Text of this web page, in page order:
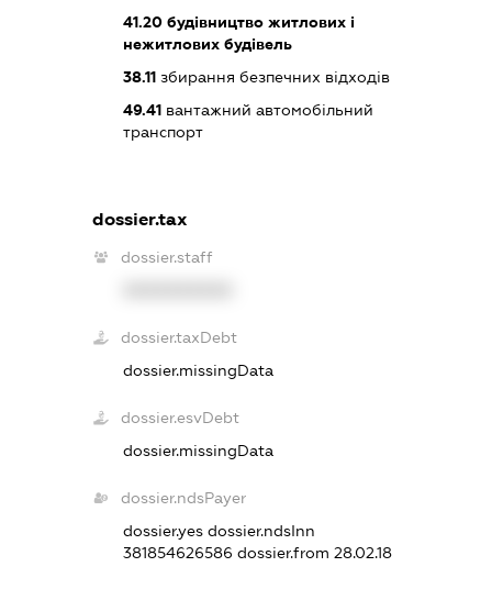
41.20будівництво житлових і
нежитлових будівель
38.11збирання безпечних відходів
49.41вантажний автомобільний
транспорт
dossier.tax
dossier.staff
dossier.taxDebt
dossier.missingData
dossier.esvDebt
dossier.missingData
dossier.ndsPayer
dossier.yes dossier.ndsInn
381854626586 dossier.from 28.02.18